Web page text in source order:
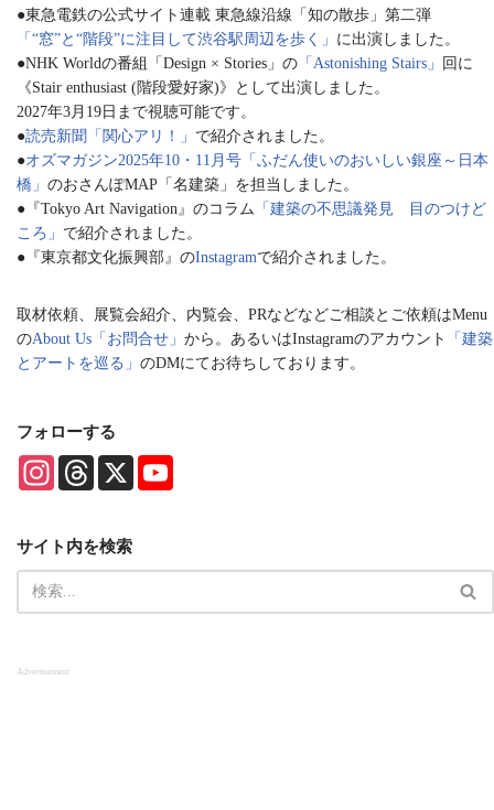
●東急電鉄の公式サイト連載 東急線沿線「知の散歩」第二弾
「“窓”と“階段”に注目して渋谷駅周辺を歩く」 に出演しました。
●NHK Worldの番組「Design × Stories」の 「Astonishing Stairs」
回に
《Stair enthusiast (階段愛好家)》として出演しました。
2027年3月19日まで視聴可能です。
●読売新聞「関心アリ！」 で紹介されました。
●オズマガジン2025年10・11月号「ふだん使いのおいしい銀座～日本
橋」 のおさんぽMAP「名建築」を担当しました。
●『Tokyo Art Navigation』のコラム
「建築の不思議発見 目のつけど
ころ」 で紹介されました。
●『東京都文化振興部』のInstagramで紹介されました。
取材依頼、展覧会紹介、内覧会、PRなどなどご相談とご依頼はMenu
のAbout Us「お問合せ」 から。あるいはInstagramのアカウント
「建築
とアートを巡る」 のDMにてお待ちしております。
フォローする
I
g
r
a
T
d
s
X
e
サイト内を検索
Advertisement